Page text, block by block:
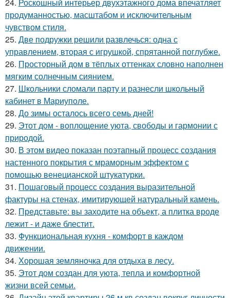
24. Роскошный интерьер двухэтажного дома впечатляет
продуманностью, масштабом и исключительным
чувством стиля.
25. Две подружки решили развлечься: одна с
управлением, вторая с игрушкой, спрятанной поглубже.
26. Просторный дом в тёплых оттенках словно наполнен
мягким солнечным сиянием.
27. Школьники сломали парту и разнесли школьный
кабинет в Мариуполе.
28. До зимы осталось всего семь дней!
29. Этот дом - воплощение уюта, свободы и гармонии с
природой.
30. В этом видео показан поэтапный процесс создания
настенного покрытия с мраморным эффектом с
помощью венецианской штукатурки.
31. Пошаговый процесс создания выразительной
фактуры на стенах, имитирующей натуральный камень.
32. Представьте: вы заходите на объект, а плитка вроде
лежит - и даже блестит.
33. Функциональная кухня - комфорт в каждом
движении.
34. Хорошая земляночка для отдыха в лесу.
35. Этот дом создан для уюта, тепла и комфортной
жизни всей семьи.